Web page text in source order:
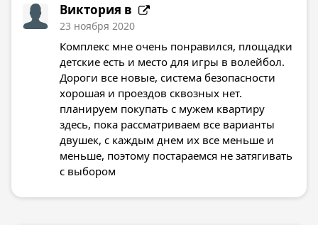
Виктория в
23 ноября 2020
Комплекс мне очень понравился, площадки
детские есть и место для игры в волейбол.
Дороги все новые, система безопасности
хорошая и проездов сквозных нет.
планируем покупать с мужем квартиру
здесь, пока рассматриваем все варианты
двушек, с каждым днем их все меньше и
меньше, поэтому постараемся не затягивать
с выбором